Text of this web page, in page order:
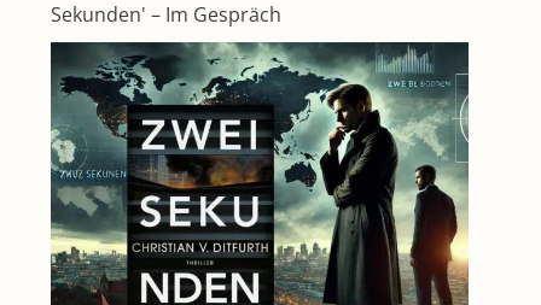
Sekunden' – Im Gespräch